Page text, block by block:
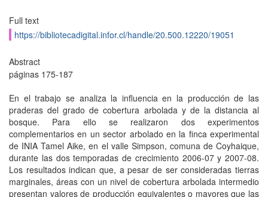
Full text
https://bibliotecadigital.infor.cl/handle/20.500.12220/19051
Abstract
páginas 175-187
En el trabajo se analiza la influencia en la producción de las
praderas del grado de cobertura arbolada y de la distancia al
bosque. Para ello se realizaron dos experimentos
complementarios en un sector arbolado en la finca experimental
de INIA Tamel Aike, en el valle Simpson, comuna de Coyhaique,
durante las dos temporadas de crecimiento 2006-07 y 2007-08.
Los resultados indican que, a pesar de ser consideradas tierras
marginales, áreas con un nivel de cobertura arbolada intermedio
presentan valores de producción equivalentes o mayores que las